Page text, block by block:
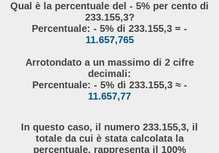
Qual è la percentuale del - 5% per cento di
233.155,3?
Percentuale: - 5% di 233.155,3 = -
11.657,765
Arrotondato a un massimo di 2 cifre
decimali:
Percentuale: - 5% di 233.155,3 ≈ -
11.657,77
In questo caso, il numero 233.155,3, il
totale da cui è stata calcolata la
percentuale, rappresenta il 100%